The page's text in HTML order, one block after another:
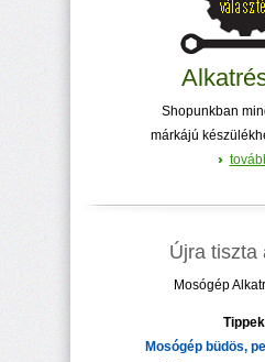
Shopunkban
márkájú
Újra tiszta
Mosógép
Mosógép büdös,